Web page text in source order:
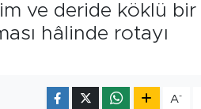
ve deride köklü bir
hâlinde rotayı
A-